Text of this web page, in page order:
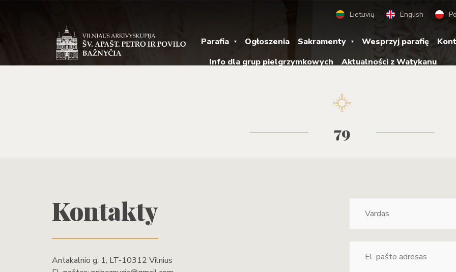
Lietuvių English
Parafia Ogłoszenia Sakramenty Wesprzyj parafię
Info dla grup pielgrzymkowych
Aktualności z Watykanu
79
Kontakty
Antakalnio g. 1, LT-10312 Vilnius